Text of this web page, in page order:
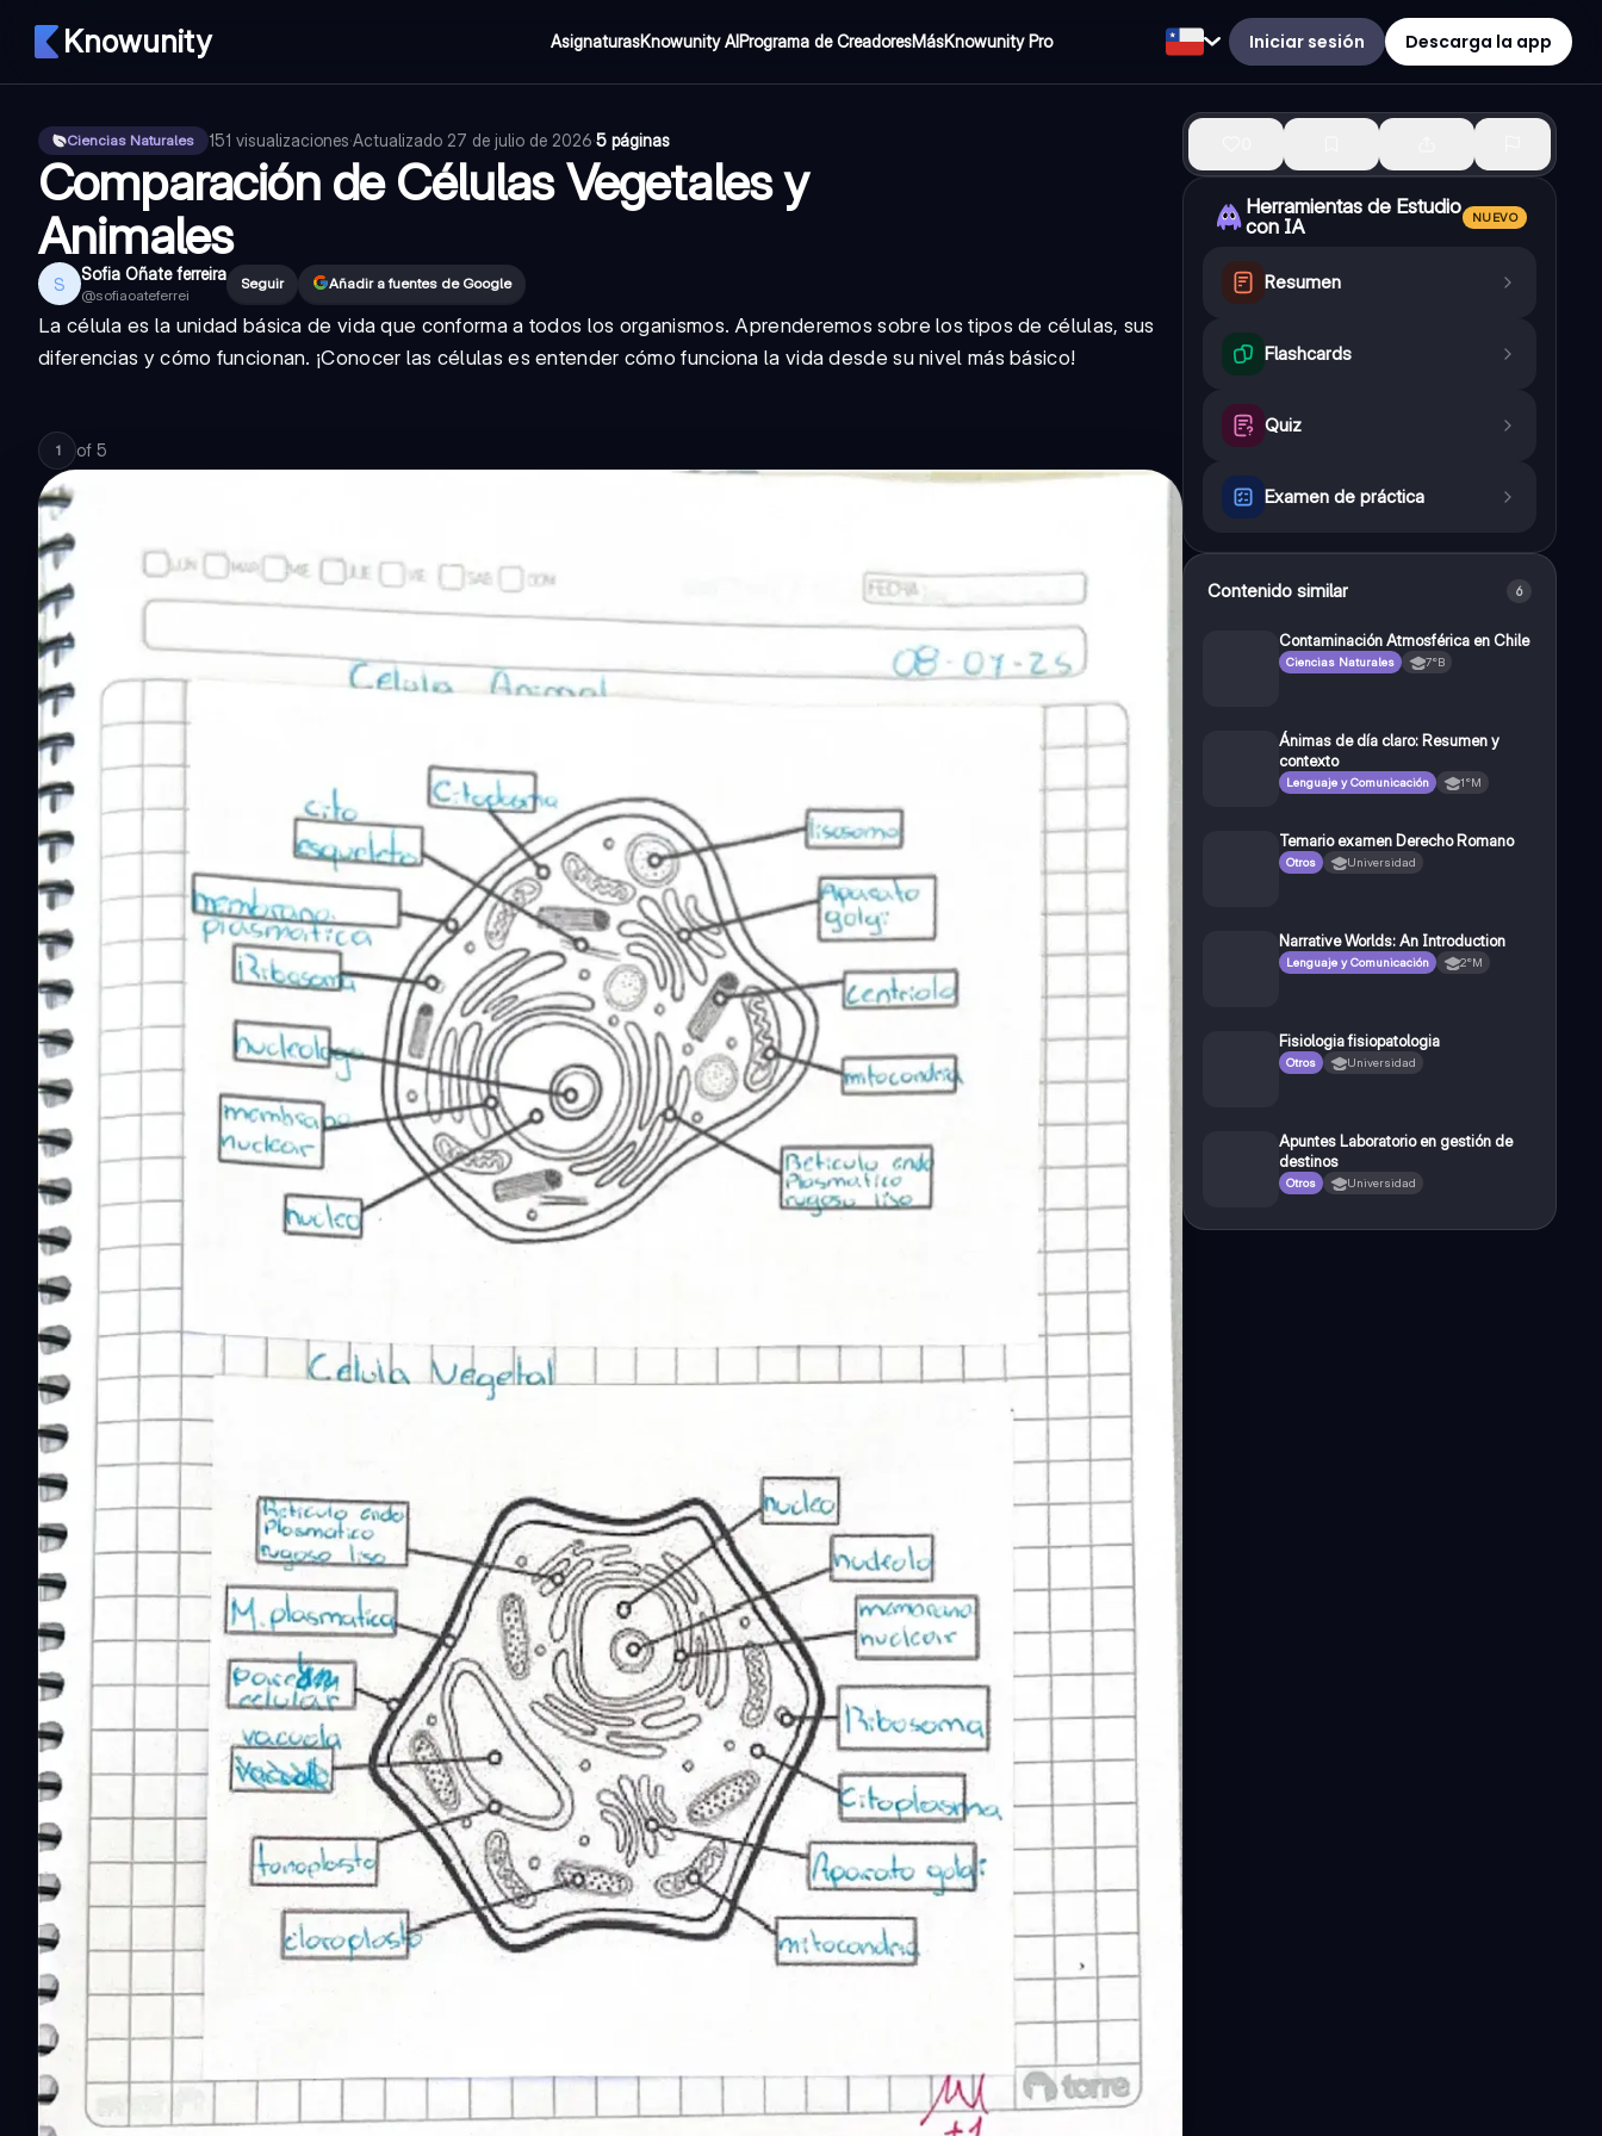
Knowunity AsignaturasKnowunity AIPrograma de CreadoresMásKnowunity Pro Iniciar sesión Descarga la app
Ciencias Naturales 151 visualizaciones·Actualizado 27 de julio de 2026·5 páginas
Comparación de Células Vegetales y
Animales
S Sofia Oñate ferreira
@sofiaoateferrei
Seguir Añadir a fuentes de Google
La célula es la unidad básica de vida que conforma a todos los organismos. Aprenderemos sobre los tipos de células, sus
diferencias y cómo funcionan. ¡Conocer las células es entender cómo funciona la vida desde su nivel más básico!
1 of 5
Herramientas de Estudio
con IA
NUEVO
Resumen
Flashcards
Quiz
Examen de práctica
Contenido similar 6
Contaminación Atmosférica en Chile
Ciencias Naturales 7°B
Ánimas de día claro: Resumen y
contexto
Lenguaje y Comunicación 1°M
Temario examen Derecho Romano
Otros Universidad
Narrative Worlds: An Introduction
Lenguaje y Comunicación 2°M
Fisiologia fisiopatologia
Otros Universidad
Apuntes Laboratorio en gestión de
destinos
Otros Universidad